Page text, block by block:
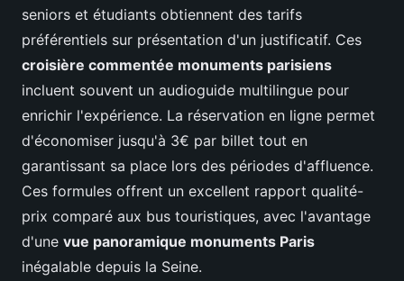
seniors et étudiants obtiennent des tarifs
préférentiels sur présentation d'un justificatif. Ces
croisière commentée monuments parisiens
incluent souvent un audioguide multilingue pour
enrichir l'expérience. La réservation en ligne permet
d'économiser jusqu'à 3€ par billet tout en
garantissant sa place lors des périodes d'affluence.
Ces formules offrent un excellent rapport qualité-
prix comparé aux bus touristiques, avec l'avantage
d'une vue panoramique monuments Paris
inégalable depuis la Seine.